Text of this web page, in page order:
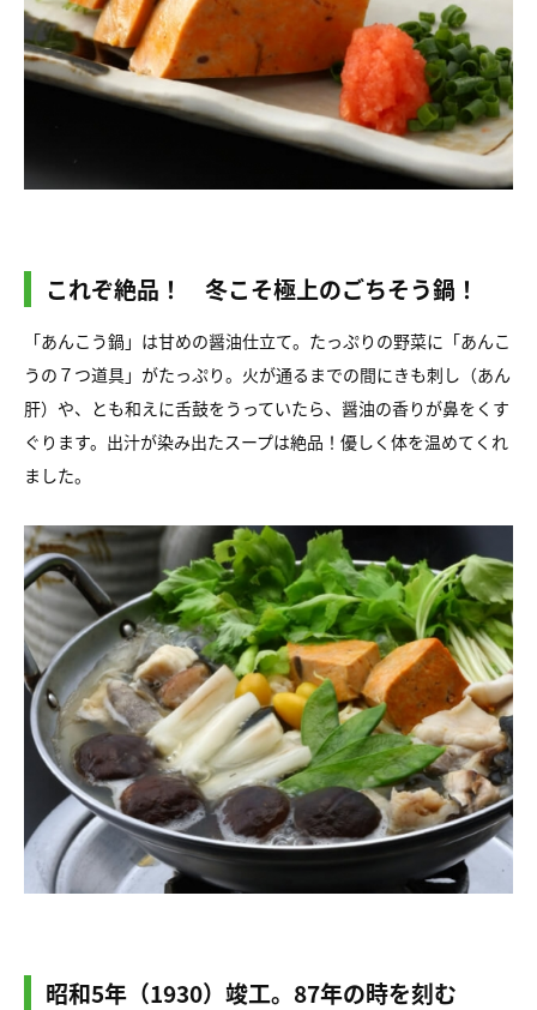
これぞ絶品！ 冬こそ極上のごちそう鍋！
「あんこう鍋」は甘めの醤油仕立て。たっぷりの野菜に「あんこ
うの７つ道具」がたっぷり。火が通るまでの間にきも刺し（あん
肝）や、とも和えに舌鼓をうっていたら、醤油の香りが鼻をくす
ぐります。出汁が染み出たスープは絶品！優しく体を温めてくれ
ました。
昭和5年（1930）竣工。87年の時を刻む